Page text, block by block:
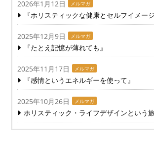
2026年1月12日 メルマガ
『ホリスティックな健康とセルフイメージ
2025年12月9日 メルマガ
『たとえ記憶が薄れても』
2025年11月17日 メルマガ
『感情というエネルギーを使って』
2025年10月26日 メルマガ
ホリスティック・ライフデザインという